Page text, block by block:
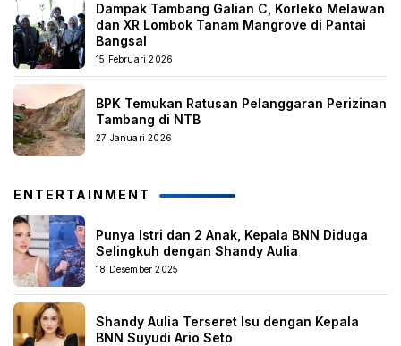
Dampak Tambang Galian C, Korleko Melawan
dan XR Lombok Tanam Mangrove di Pantai
Bangsal
15 Februari 2026
BPK Temukan Ratusan Pelanggaran Perizinan
Tambang di NTB
27 Januari 2026
ENTERTAINMENT
Punya Istri dan 2 Anak, Kepala BNN Diduga
Selingkuh dengan Shandy Aulia
18 Desember 2025
Shandy Aulia Terseret Isu dengan Kepala
BNN Suyudi Ario Seto